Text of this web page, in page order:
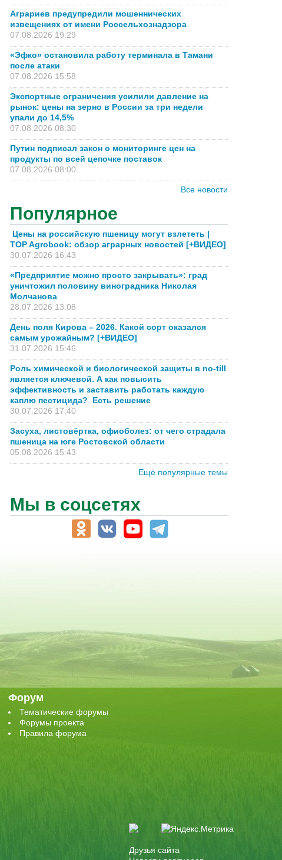
Аграриев предупредили мошеннических
извещениях от имени Россельхознадзора
07.08.2026 19:29
«Эфко» остановила работу терминала в Тамани
после атаки
07.08.2026 15:58
Экспортные ограничения усилили давление на
рынок: цены на зерно в России за три недели
упали до 14,5%
07.08.2026 08:30
Путин подписал закон о мониторинге цен на
продукты по всей цепочке поставок
07.08.2026 08:00
Все новости
Популярное
Цены на российскую пшеницу могут взлететь |
TOP Agrobook: обзор аграрных новостей [+ВИДЕО]
30.07.2026 16:43
«Предприятие можно просто закрывать»: град
уничтожил половину виноградника Николая
Молчанова
28.07.2026 13:08
День поля Кирова – 2026. Какой сорт оказался
самым урожайным? [+ВИДЕО]
31.07.2026 15:46
Роль химической и биологической защиты в no-till
является ключевой. А как повысить
эффективность и заставить работать каждую
каплю пестицида? Есть решение
30.07.2026 17:40
Засуха, листовёртка, офиоболез: от чего страдала
пшеница на юге Ростовской области
05.08.2026 15:43
Ещё популярные темы
Мы в соцсетях
Форум
Тематические форумы
Форумы проекта
Правила форума
Друзья сайта